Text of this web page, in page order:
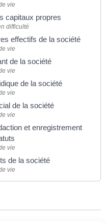
vie
capitaux propres
difficulté
effectifs de la société
vie
de la société
vie
de la société
vie
de la société
vie
et enregistrement
vie
de la société
vie